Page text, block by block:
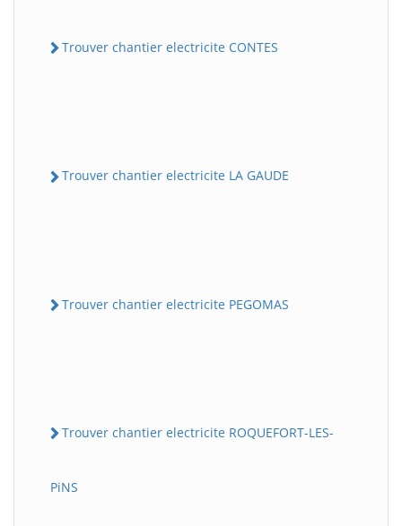
Trouver chantier electricite CONTES
Trouver chantier electricite LA GAUDE
Trouver chantier electricite PEGOMAS
Trouver chantier electricite ROQUEFORT-LES-
PiNS